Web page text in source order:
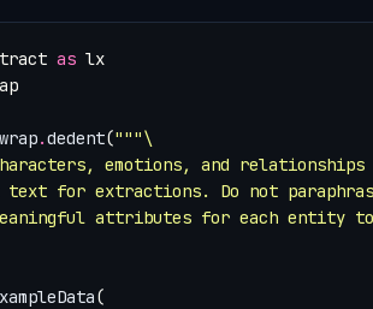
as lx
.dedent("""
attributes for each entity
(